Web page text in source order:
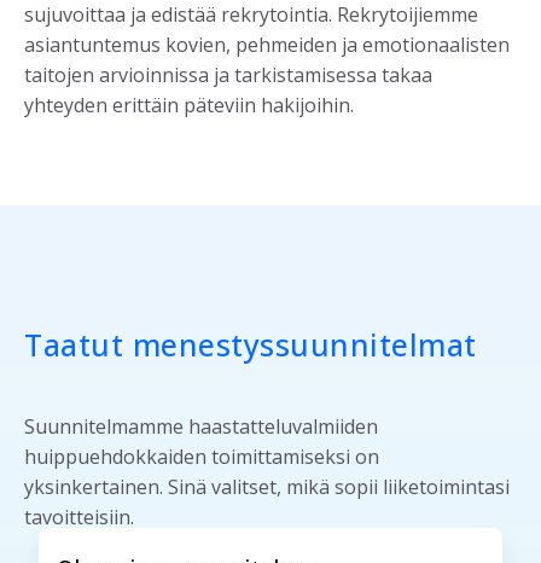
sujuvoittaa ja edistää rekrytointia. Rekrytoijiemme
asiantuntemus kovien, pehmeiden ja emotionaalisten
taitojen arvioinnissa ja tarkistamisessa takaa
yhteyden erittäin päteviin hakijoihin.
Taatut menestyssuunnitelmat
Suunnitelmamme haastatteluvalmiiden
huippuehdokkaiden toimittamiseksi on
yksinkertainen. Sinä valitset, mikä sopii liiketoimintasi
tavoitteisiin.